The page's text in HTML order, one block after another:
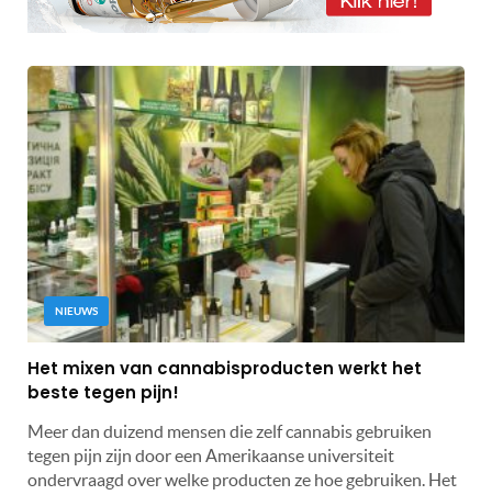
NIEUWS
Het mixen van cannabisproducten werkt het
beste tegen pijn!
Meer dan duizend mensen die zelf cannabis gebruiken
tegen pijn zijn door een Amerikaanse universiteit
ondervraagd over welke producten ze hoe gebruiken. Het